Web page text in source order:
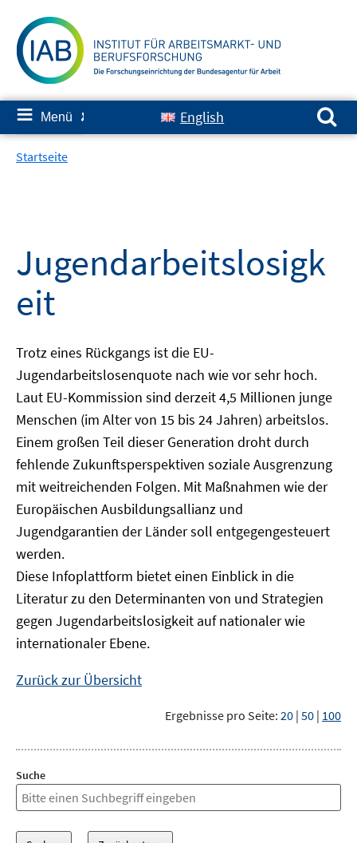
zum
Inhalt
≡ Menü ✘ English
Suchen nach:
Startseite
Jugendarbeitslosigk
eit
Trotz eines Rückgangs ist die EU-
Jugendarbeitslosenquote nach wie vor sehr hoch.
Laut EU-Kommission sind derzeit 4,5 Millionen junge
Menschen (im Alter von 15 bis 24 Jahren) arbeitslos.
Einem großen Teil dieser Generation droht durch
fehlende Zukunftsperspektiven soziale Ausgrenzung
mit weitreichenden Folgen. Mit Maßnahmen wie der
Europäischen Ausbildungsallianz und
Jugendgarantien der Länder soll entgegengesteuert
werden.
Diese Infoplattform bietet einen Einblick in die
Literatur zu den Determinanten von und Strategien
gegen Jugendarbeitslosigkeit auf nationaler wie
internationaler Ebene.
Zurück zur Übersicht
Ergebnisse pro Seite: 20 | 50 | 100
Suche